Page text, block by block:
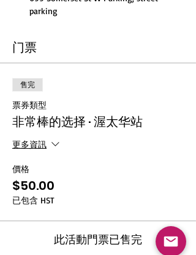
parking
门票
售完
票券類型
非常棒的选择 · 渥太华站
更多資訊
價格
$50.00
已包含 HST
此活動門票已售完